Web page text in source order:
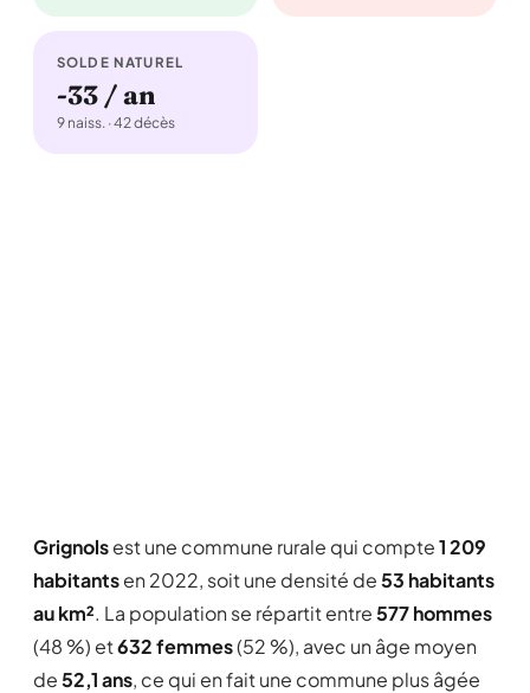
SOLDE NATUREL
-33 / an
9 naiss. · 42 décès
Grignolsest une commune rurale qui compte1 209
habitantsen 2022, soit une densité de53 habitants
au km². La population se répartit entre577 hommes
(48 %) et632 femmes(52 %), avec un âge moyen
de52,1 ans, ce qui en fait une commune plus âgée